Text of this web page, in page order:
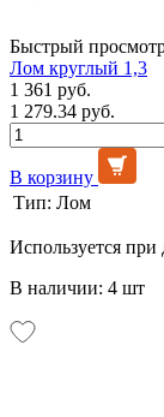
Быстрый
Лом круглый 1,3
1 361 руб.
1 279.34 руб.
В корзину
Тип: Лом
Используется
В наличии: 4 шт